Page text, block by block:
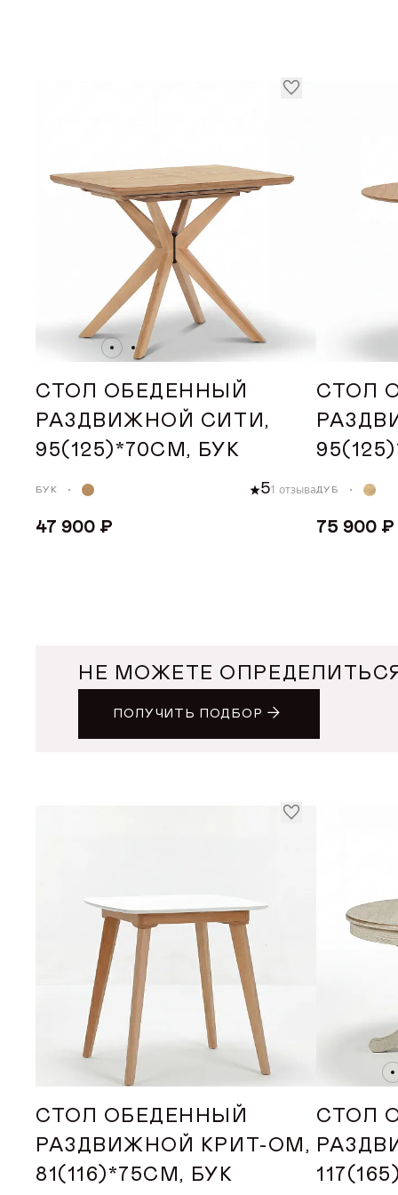
СТОЛ ОБЕДЕННЫЙ
РАЗДВИЖНОЙ СИТИ,
95(125)*70СМ, БУК
БУК 51 отзыва
47 900 ₽
СТОЛ
ДУБ
75 900 ₽
НЕ МОЖЕТЕ
ПОЛУЧИТЬ ПОДБОР
СТОЛ ОБЕДЕННЫЙ
РАЗДВИЖНОЙ КРИТ-ОМ,
81(116)*75СМ, БУК
СТОЛ